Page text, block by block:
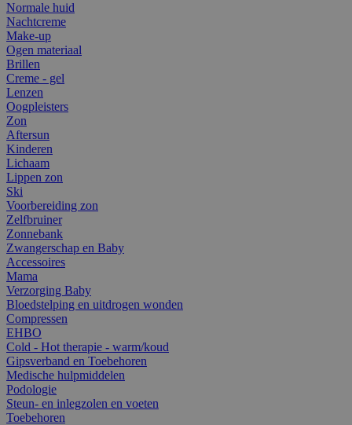
Normale huid
Nachtcreme
Make-up
Ogen materiaal
Brillen
Creme - gel
Lenzen
Oogpleisters
Zon
Aftersun
Kinderen
Lichaam
Lippen zon
Ski
Voorbereiding zon
Zelfbruiner
Zonnebank
Zwangerschap en Baby
Accessoires
Mama
Verzorging Baby
Bloedstelping en uitdrogen wonden
Compressen
EHBO
Cold - Hot therapie - warm/koud
Gipsverband en Toebehoren
Medische hulpmiddelen
Podologie
Steun- en inlegzolen en voeten
Toebehoren